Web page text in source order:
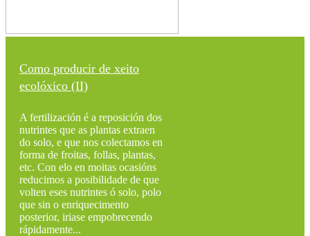
Como producir de xeito
ecolóxico (II)
A fertilización é a reposición dos
nutrintes que as plantas extraen
do solo, e que nos colectamos en
forma de froitas, follas, plantas,
etc. Con elo en moitas ocasións
reducimos a posibilidade de que
volten eses nutrintes ó solo, polo
que sin o enriquecimento
posterior, iriase empobrecendo
rápidamente...